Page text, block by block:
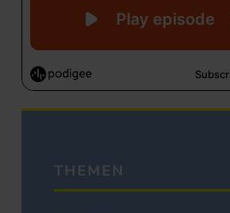
THEMEN